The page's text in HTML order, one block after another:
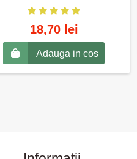
18,70 lei
Adauga in cos